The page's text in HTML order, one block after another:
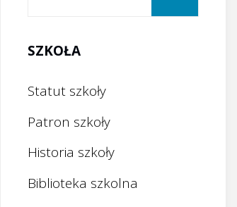
SZKOŁA
Statut szkoły
Patron szkoły
Historia szkoły
Biblioteka szkolna